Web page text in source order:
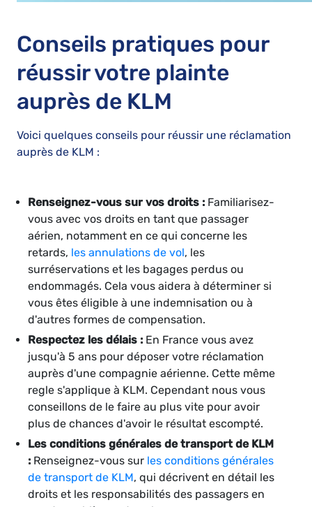
Conseils pratiques pour
réussir votre plainte
auprès de KLM
Voici quelques conseils pour réussir une réclamation
auprès de KLM :
Renseignez-vous sur vos droits : Familiarisez-
vous avec vos droits en tant que passager
aérien, notamment en ce qui concerne les
retards, les annulations de vol, les
surréservations et les bagages perdus ou
endommagés. Cela vous aidera à déterminer si
vous êtes éligible à une indemnisation ou à
d'autres formes de compensation.
Respectez les délais : En France vous avez
jusqu'à 5 ans pour déposer votre réclamation
auprès d'une compagnie aérienne. Cette même
regle s'applique à KLM. Cependant nous vous
conseillons de le faire au plus vite pour avoir
plus de chances d'avoir le résultat escompté.
Les conditions générales de transport de KLM
: Renseignez-vous sur les conditions générales
de transport de KLM, qui décrivent en détail les
droits et les responsabilités des passagers en